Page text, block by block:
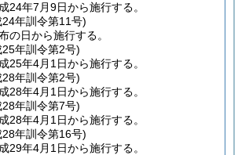
24年7月9日から施行する。
24年訓令第11号)
の日から施行する。
25年訓令第2号)
25年4月1日から施行する。
28年訓令第2号)
28年4月1日から施行する。
28年訓令第7号)
28年4月1日から施行する。
28年訓令第16号)
29年4月1日から施行する。